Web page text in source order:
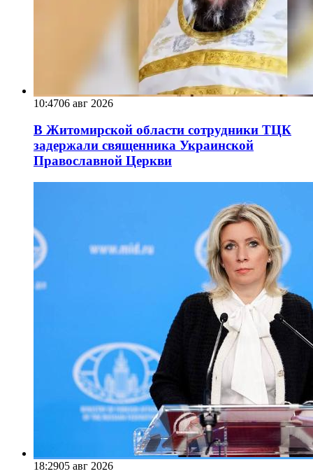
10:4706 авг 2026
В Житомирской области сотрудники ТЦК
задержали священника Украинской
Православной Церкви
18:2905 авг 2026